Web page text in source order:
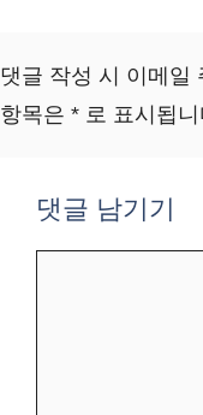
댓글 작성 시 이메일
항목은 * 로 표시됩니
댓글 남기기